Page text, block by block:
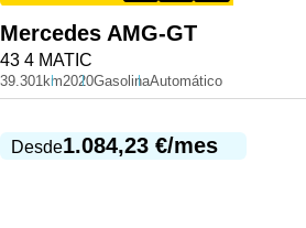
Mercedes AMG-GT
43 4 MATIC
39.301km2020GasolinaAutomático
Desde1.084,23 €/mes